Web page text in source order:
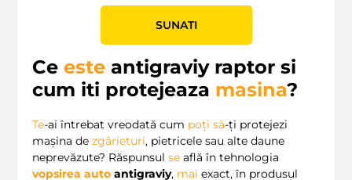
SUNATI
Ce este antigraviy raptor si
cum iti protejeaza masina?
Te-ai întrebat vreodată cum poți să-ți protejezi
mașina de zgârieturi, pietricele sau alte daune
neprevăzute? Răspunsul se află în tehnologia
vopsirea auto antigraviy, mai exact, în produsul